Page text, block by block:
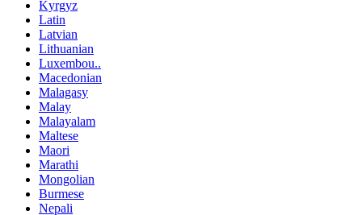
Kyrgyz
Latin
Latvian
Lithuanian
Luxembou..
Macedonian
Malagasy
Malay
Malayalam
Maltese
Maori
Marathi
Mongolian
Burmese
Nepali